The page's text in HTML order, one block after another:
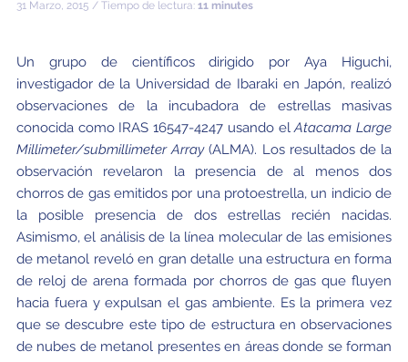
31 Marzo, 2015 / Tiempo de lectura: 11 minutes
Un grupo de científicos dirigido por Aya Higuchi,
investigador de la Universidad de Ibaraki en Japón, realizó
observaciones de la incubadora de estrellas masivas
conocida como IRAS 16547-4247 usando elAtacama Large
Millimeter/submillimeter Array(ALMA). Los resultados de la
observación revelaron la presencia de al menos dos
chorros de gas emitidos por una protoestrella, un indicio de
la posible presencia de dos estrellas recién nacidas.
Asimismo, el análisis de la línea molecular de las emisiones
de metanol reveló en gran detalle una estructura en forma
de reloj de arena formada por chorros de gas que fluyen
hacia fuera y expulsan el gas ambiente. Es la primera vez
que se descubre este tipo de estructura en observaciones
de nubes de metanol presentes en áreas donde se forman